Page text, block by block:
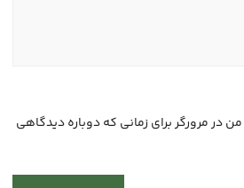
در مرورگر برای زمانی که دوباره دیدگاهی